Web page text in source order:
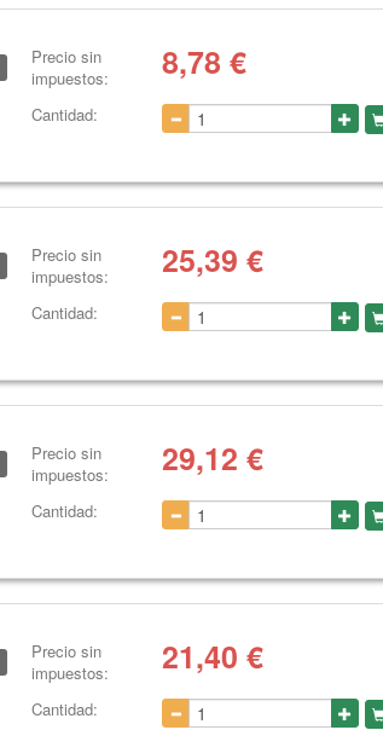
Precio sin
impuestos:
8,78 €
Cantidad:
Precio sin
impuestos:
25,39 €
Cantidad:
Precio sin
impuestos:
29,12 €
Cantidad:
Precio sin
impuestos:
21,40 €
Cantidad: